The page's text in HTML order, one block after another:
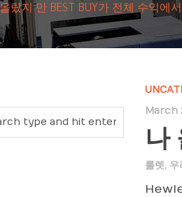
랐지 만 BEST BUY가 전체 수익에
March
나
룰렛, 우